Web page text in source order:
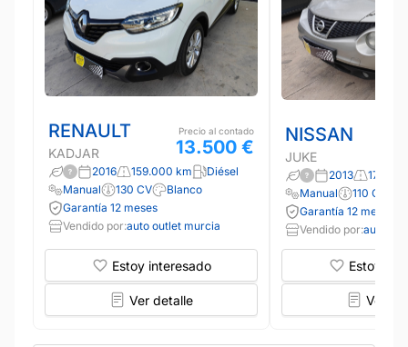
RENAULT
KADJAR
Precio al contado
13.500 €
2016 159.000 km
Diésel
Manual
130 CV
Blanco
Garantía 12 meses
Vendido por:auto outlet murcia
Estoy interesado
Ver detalle
NISSAN
JUKE
2013
Manual
110 CV
Garantía 12 meses
Vendido por:auto
Estoy
Ver